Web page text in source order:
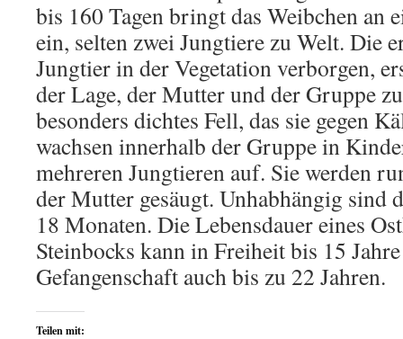
bis 160 Tagen bringt das Weibchen an
ein, selten zwei Jungtiere zu Welt. Die
Jungtier in der Vegetation verborgen,
der Lage, der Mutter und der Gruppe
besonders dichtes Fell, das sie gegen
wachsen innerhalb der Gruppe in
mehreren Jungtieren auf. Sie werden
der Mutter gesäugt. Unhabhängig sind
18 Monaten. Die Lebensdauer eines
Steinbocks kann in Freiheit bis 15
Gefangenschaft auch bis zu 22 Jahren.
Teilen mit: